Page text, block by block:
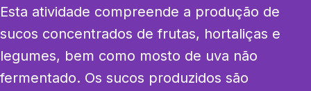
Esta atividade compreende a produção de
sucos concentrados de frutas, hortaliças e
legumes, bem como mosto de uva não
fermentado. Os sucos produzidos são